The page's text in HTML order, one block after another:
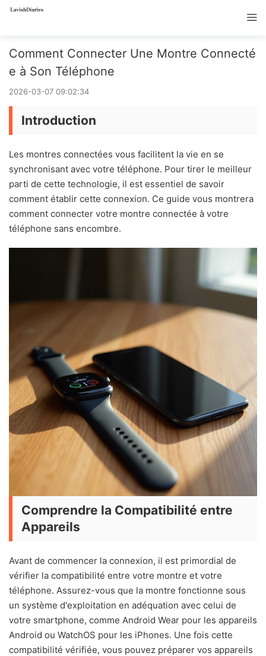
Comment Connecter Une Montre Connecté
e à Son Téléphone
2026-03-07 09:02:34
Introduction
Les montres connectées vous facilitent la vie en se
synchronisant avec votre téléphone. Pour tirer le meilleur
parti de cette technologie, il est essentiel de savoir
comment établir cette connexion. Ce guide vous montrera
comment connecter votre montre connectée à votre
téléphone sans encombre.
Comprendre la Compatibilité entre
Appareils
Avant de commencer la connexion, il est primordial de
vérifier la compatibilité entre votre montre et votre
téléphone. Assurez-vous que la montre fonctionne sous
un système d'exploitation en adéquation avec celui de
votre smartphone, comme Android Wear pour les appareils
Android ou WatchOS pour les iPhones. Une fois cette
compatibilité vérifiée, vous pouvez préparer vos appareils